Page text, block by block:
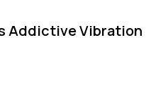
Addictive Vibration